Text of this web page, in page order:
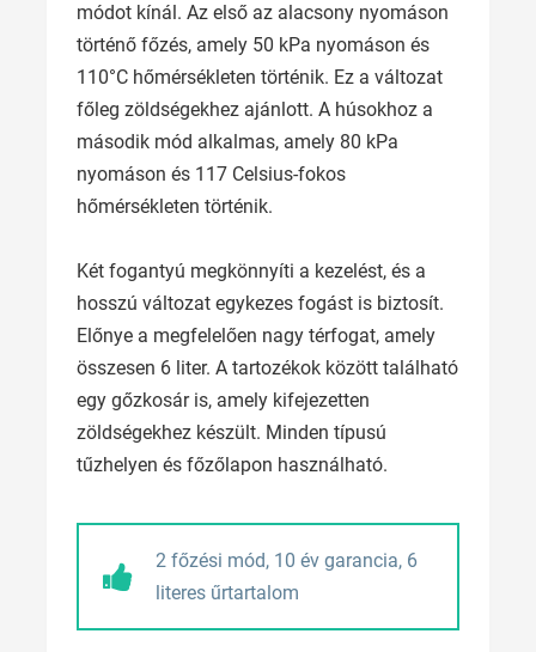
módot kínál. Az első az alacsony nyomáson
történő főzés, amely 50 kPa nyomáson és
110°C hőmérsékleten történik. Ez a változat
főleg zöldségekhez ajánlott. A húsokhoz a
második mód alkalmas, amely 80 kPa
nyomáson és 117 Celsius-fokos
hőmérsékleten történik.
Két fogantyú megkönnyíti a kezelést, és a
hosszú változat egykezes fogást is biztosít.
Előnye a megfelelően nagy térfogat, amely
összesen 6 liter. A tartozékok között található
egy gőzkosár is, amely kifejezetten
zöldségekhez készült. Minden típusú
tűzhelyen és főzőlapon használható.
2 főzési mód, 10 év garancia, 6
literes űrtartalom